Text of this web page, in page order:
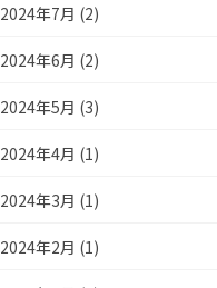
2024年7月 (2)
2024年6月 (2)
2024年5月 (3)
2024年4月 (1)
2024年3月 (1)
2024年2月 (1)